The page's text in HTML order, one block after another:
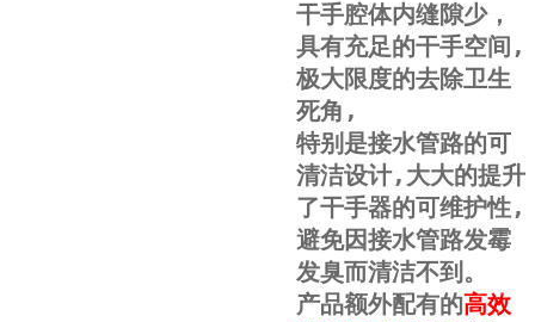
干手腔体内缝隙少，
具有充足的干手空间 ,
极大限度的去除卫生
死角 ,
特别是接水管路的可
清洁设计, 大大的提升
了干手器的可维护性,
避免因接水管路发霉
发臭而清洁不到。
产品额外配有的高效